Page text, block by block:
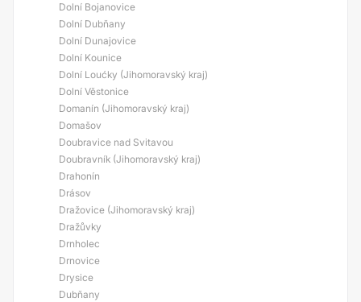
Dolní Bojanovice
Dolní Dubňany
Dolní Dunajovice
Dolní Kounice
Dolní Loućky (Jihomoravský kraj)
Dolní Věstonice
Domanín (Jihomoravský kraj)
Domašov
Doubravice nad Svitavou
Doubravník (Jihomoravský kraj)
Drahonín
Drásov
Dražovice (Jihomoravský kraj)
Dražůvky
Drnholec
Drnovice
Drysice
Dubňany